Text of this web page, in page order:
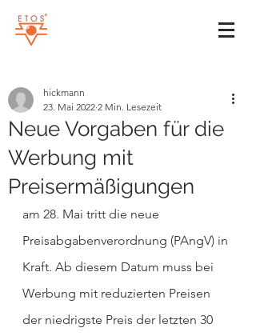
Neue Vorgaben für die
Werbung mit
Preisermäßigungen
hickmann
23. Mai 2022 2 Min. Lesezeit
am 28. Mai tritt die neue
Preisabgabenverordnung (PAngV) in
Kraft. Ab diesem Datum muss bei
Werbung mit reduzierten Preisen
der niedrigste Preis der letzten 30